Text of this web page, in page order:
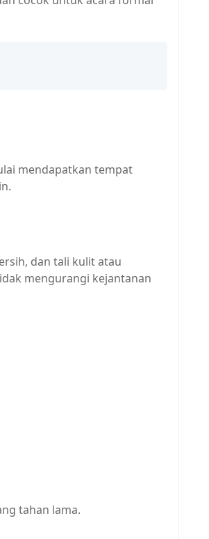
mendapatkan tempat
dan tali kulit atau
mengurangi kejantanan
tahan lama.